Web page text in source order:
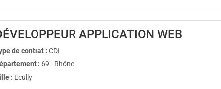
APPLICATION WEB
de contrat : CDI
: 69 - Rhône
: Ecully